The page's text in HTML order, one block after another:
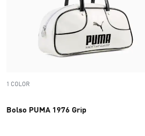
1 COLOR
Bolso PUMA 1976 Grip